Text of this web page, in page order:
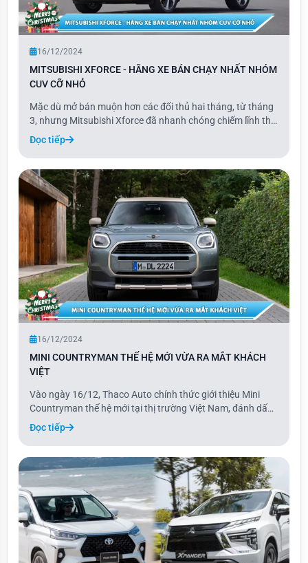
16/12/2024
MITSUBISHI XFORCE - HÃNG XE BÁN CHẠY NHẤT NHÓM
CUV CỠ NHỎ
Mặc dù mở bán muộn hơn các đối thủ hai tháng, từ tháng
3, nhưng Mitsubishi Xforce đã nhanh chóng chiếm lĩnh thị
trường và dẫn đầu phân khúc crossover (CUV) cỡ B với
tổng doanh số 13.267 xe. Mức doanh số này tương đương
với trung bình khoảng 1.200 xe/tháng
Đọc tiếp
16/12/2024
MINI COUNTRYMAN THẾ HỆ MỚI VỪA RA MẮT KHÁCH
VIỆT
Vào ngày 16/12, Thaco Auto chính thức giới thiệu Mini
Countryman thế hệ mới tại thị trường Việt Nam, đánh dấu
một bước tiến mới trong dòng xe Mini. Phiên bản 2024 của
Countryman mang đến sự thay đổi toàn diện với thiết kế
tối giản đặc trưng, kết hợp cùng
Đọc tiếp